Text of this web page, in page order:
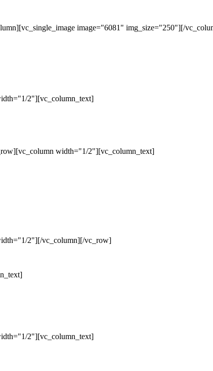
image="6081" img_size="250"][/
2"][vc_column_text]
width="1/2"][vc_column_text]
2"][/vc_column][/vc_row]
2"][vc_column_text]